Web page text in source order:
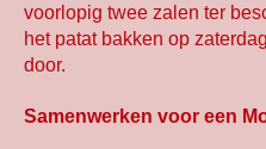
voorlopig twee zalen ter
het patat bakken op
door.
Samenwerken voor een